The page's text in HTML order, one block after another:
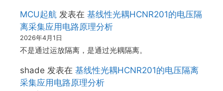
MCU起航 发表在 基线性光耦HCNR201的电压隔
离采集应用电路原理分析
2026年4月1日
不是通过运放隔离，是通过光耦隔离。
shade 发表在 基线性光耦HCNR201的电压隔离
采集应用电路原理分析